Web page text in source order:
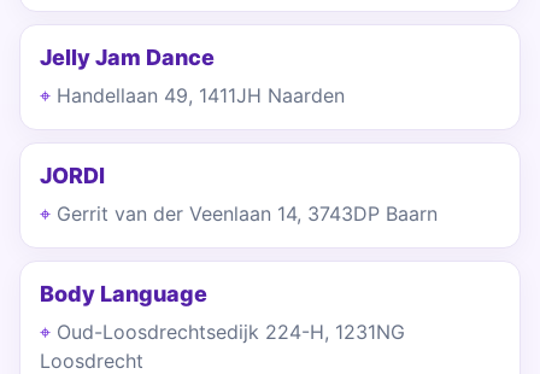
Jelly Jam Dance
Handellaan 49, 1411JH Naarden
JORDI
Gerrit van der Veenlaan 14, 3743DP Baarn
Body Language
Oud-Loosdrechtsedijk 224-H, 1231NG
Loosdrecht